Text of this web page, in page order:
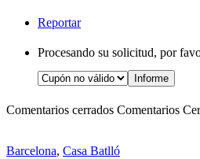
Reportar
Procesando su solicitud, por
Comentarios cerrados Comentarios
Barcelona, Casa Batlló